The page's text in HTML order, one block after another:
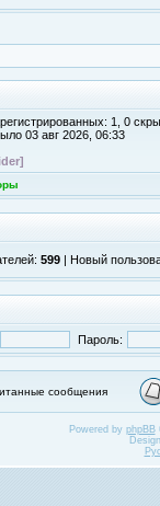
1, 0
03 авг 2026, 06:33
599 | Новый
Пароль:
сообщения
Powered by phpBB